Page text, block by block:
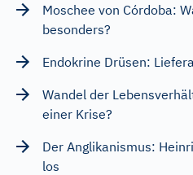
Moschee von Córdoba:
besonders?
Endokrine Drüsen:
Wandel der
einer Krise?
Der Anglikanismus:
los